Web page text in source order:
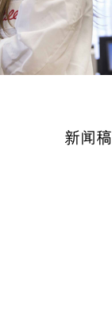
新闻稿